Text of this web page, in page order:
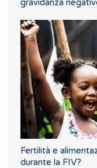
gravidanza
Fertilità e
durante la FIV?